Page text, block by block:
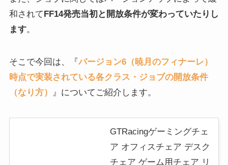
和されてFF14発売当初と開放条件が変わっていたりし
ます。
そこで今回は、『バージョン6（暁月のフィナーレ）
時点で実装されている各クラス・ジョブの開放条件
（なり方）
』についてご紹介します。
GTRacingゲーミングチェ
ア オフィスチェア デスク
チェア ゲーム用チェア リ